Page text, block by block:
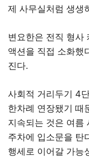
제 사무실처럼 생생
변요한은 전직 형사
액션을 직접 소화했
진다.
사회적 거리두기 4
한차례 연장됐기 때
지속되는 것은 여름
주차에 입소문을 탄
행세로 이어갈 가능